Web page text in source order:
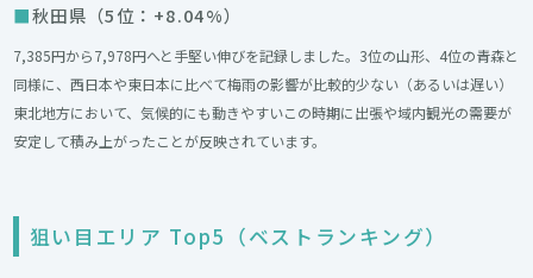
秋田県（5位：+8.04%）
7,385円から7,978円へと手堅い伸びを記録しました。3位の山形、4位の青森と
同様に、西日本や東日本に比べて梅雨の影響が比較的少ない（あるいは遅い）
東北地方において、気候的にも動きやすいこの時期に出張や域内観光の需要が
安定して積み上がったことが反映されています。
狙い目エリア Top5（ベストランキング）